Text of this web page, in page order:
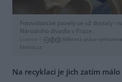
Fotovoltaické panely se už dostaly i
Národního divadla v Praze.
Licence | Některá práva vyhrazena
Ekolist.cz
Na recyklaci je jich zatím málo